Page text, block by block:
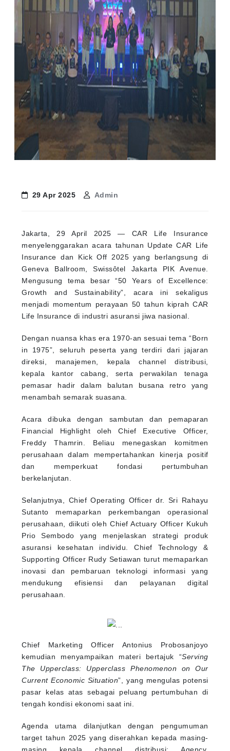
29 Apr 2025 Admin
Jakarta, 29 April 2025 — CAR Life Insurance
menyelenggarakan acara tahunan Update CAR Life
Insurance dan Kick Off 2025 yang berlangsung di
Geneva Ballroom, Swissôtel Jakarta PIK Avenue.
Mengusung tema besar “50 Years of Excellence:
Growth and Sustainability”, acara ini sekaligus
menjadi momentum perayaan 50 tahun kiprah CAR
Life Insurance di industri asuransi jiwa nasional.
Dengan nuansa khas era 1970-an sesuai tema “Born
in 1975”, seluruh peserta yang terdiri dari jajaran
direksi, manajemen, kepala channel distribusi,
kepala kantor cabang, serta perwakilan tenaga
pemasar hadir dalam balutan busana retro yang
menambah semarak suasana.
Acara dibuka dengan sambutan dan pemaparan
Financial Highlight oleh Chief Executive Officer,
Freddy Thamrin. Beliau menegaskan komitmen
perusahaan dalam mempertahankan kinerja positif
dan memperkuat fondasi pertumbuhan
berkelanjutan.
Selanjutnya, Chief Operating Officer dr. Sri Rahayu
Sutanto memaparkan perkembangan operasional
perusahaan, diikuti oleh Chief Actuary Officer Kukuh
Prio Sembodo yang menjelaskan strategi produk
asuransi kesehatan individu. Chief Technology &
Supporting Officer Rudy Setiawan turut memaparkan
inovasi dan pembaruan teknologi informasi yang
mendukung efisiensi dan pelayanan digital
perusahaan.
Chief Marketing Officer Antonius Probosanjoyo
kemudian menyampaikan materi bertajuk “Serving
The Upperclass: Upperclass Phenomenon on Our
Current Economic Situation”, yang mengulas potensi
pasar kelas atas sebagai peluang pertumbuhan di
tengah kondisi ekonomi saat ini.
Agenda utama dilanjutkan dengan pengumuman
target tahun 2025 yang diserahkan kepada masing-
masing kepala channel distribusi: Agency,